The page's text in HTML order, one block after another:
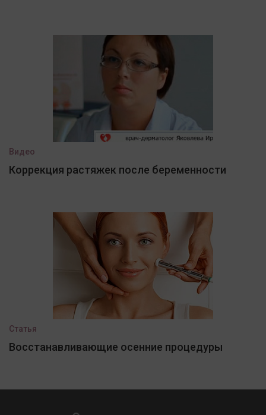
Видео
Коррекция растяжек после беременности
Статья
Восстанавливающие осенние процедуры